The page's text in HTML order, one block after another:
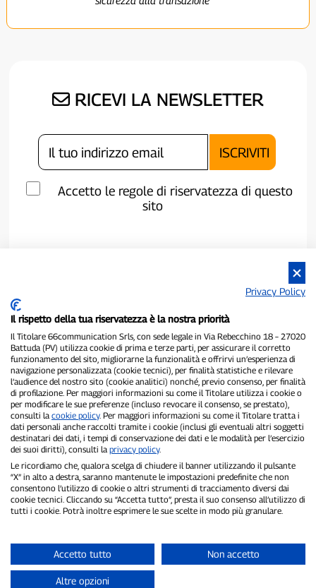
RICEVI LA NEWSLETTER
Accetto le regole di riservatezza di questo
sito
P300.it è una Testata Giornalistica indipendente
Registrazione numero 1/2021 del 1/2/2021 - Tribunale di Pavia
Proprietario ed editore:66communication Srls- P.IVA
02798890188
Direttore Responsabile:Alessandro Secchi- Vicedirettore:Federico
Benedusi
Privacy Policy-Cookie Policy
"Se è successo davvero, lo trovi su P300.it"
Copyright © P300.it 2012-2026
Privacy Policy
Il rispetto della tua riservatezza è la nostra priorità
Il Titolare 66communication Srls, con sede legale in Via Rebecchino 18 – 27020
Battuda (PV) utilizza cookie di prima e terze parti, per assicurare il corretto
funzionamento del sito, migliorarne la funzionalità e offrirvi un’esperienza di
navigazione personalizzata (cookie tecnici), per finalità statistiche e rilevare
l’audience del nostro sito (cookie analitici) nonché, previo consenso, per finalità
di profilazione. Per maggiori informazioni su come il Titolare utilizza i cookie o
per modificare le sue preferenze (incluso revocare il consenso, se prestato),
consulti la cookie policy. Per maggiori informazioni su come il Titolare tratta i
dati personali anche raccolti tramite i cookie (inclusi gli eventuali altri soggetti
destinatari dei dati, i tempi di conservazione dei dati e le modalità per l’esercizio
dei suoi diritti), consulti la privacy policy.
Le ricordiamo che, qualora scelga di chiudere il banner utilizzando il pulsante
“X” in alto a destra, saranno mantenute le impostazioni predefinite che non
consentono l’utilizzo di cookie o altri strumenti di tracciamento diversi dai
cookie tecnici. Cliccando su “Accetta tutto”, presta il suo consenso all’utilizzo di
tutti i cookie. Potrà inoltre esprimere le sue scelte in modo più granulare.
Accetto tutto Non accetto
Altre opzioni